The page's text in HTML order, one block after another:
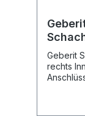
Geberit
rechts